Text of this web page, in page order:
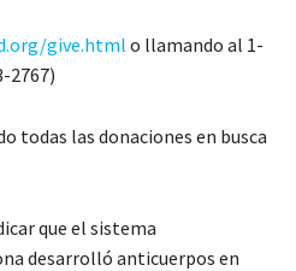
give.html o llamando al 1-
2767)
todas las donaciones en busca
que el sistema
desarrolló anticuerpos en